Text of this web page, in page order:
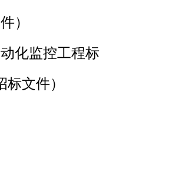
）
化监控工程标
文件）